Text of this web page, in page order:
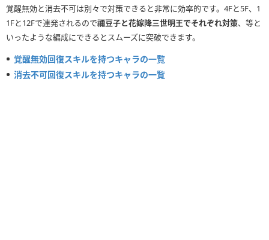
覚醒無効と消去不可は別々で対策できると非常に効率的です。4Fと5F、1
1Fと12Fで連発されるので禰豆子と花嫁降三世明王でそれぞれ対策、等と
いったような編成にできるとスムーズに突破できます。
覚醒無効回復スキルを持つキャラの一覧
消去不可回復スキルを持つキャラの一覧